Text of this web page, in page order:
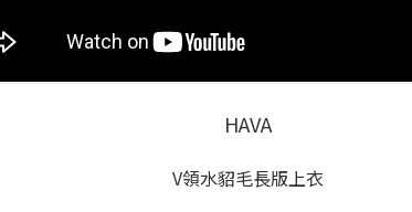
HAVA
V領水貂毛長版上衣